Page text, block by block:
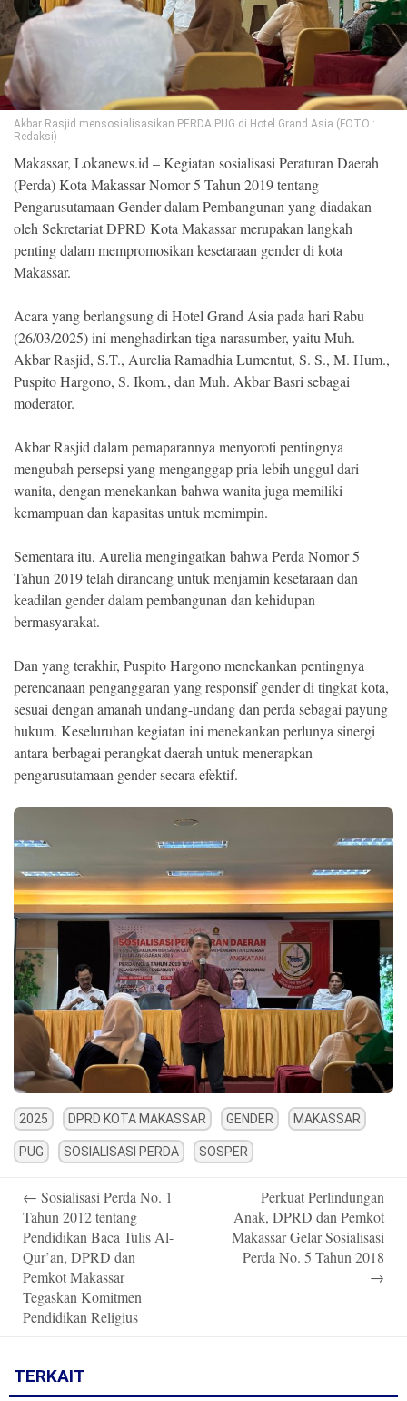
Akbar Rasjid mensosialisasikan PERDA PUG di Hotel Grand Asia (FOTO :
Redaksi)
Makassar, Lokanews.id – Kegiatan sosialisasi Peraturan Daerah
(Perda) Kota Makassar Nomor 5 Tahun 2019 tentang
Pengarusutamaan Gender dalam Pembangunan yang diadakan
oleh Sekretariat DPRD Kota Makassar merupakan langkah
penting dalam mempromosikan kesetaraan gender di kota
Makassar.
Acara yang berlangsung di Hotel Grand Asia pada hari Rabu
(26/03/2025) ini menghadirkan tiga narasumber, yaitu Muh.
Akbar Rasjid, S.T., Aurelia Ramadhia Lumentut, S. S., M. Hum.,
Puspito Hargono, S. Ikom., dan Muh. Akbar Basri sebagai
moderator.
Akbar Rasjid dalam pemaparannya menyoroti pentingnya
mengubah persepsi yang menganggap pria lebih unggul dari
wanita, dengan menekankan bahwa wanita juga memiliki
kemampuan dan kapasitas untuk memimpin.
Sementara itu, Aurelia mengingatkan bahwa Perda Nomor 5
Tahun 2019 telah dirancang untuk menjamin kesetaraan dan
keadilan gender dalam pembangunan dan kehidupan
bermasyarakat.
Dan yang terakhir, Puspito Hargono menekankan pentingnya
perencanaan penganggaran yang responsif gender di tingkat kota,
sesuai dengan amanah undang-undang dan perda sebagai payung
hukum. Keseluruhan kegiatan ini menekankan perlunya sinergi
antara berbagai perangkat daerah untuk menerapkan
pengarusutamaan gender secara efektif.
2025 DPRD KOTA MAKASSAR GENDER MAKASSAR
PUG SOSIALISASI PERDA SOSPER
navigation
← Sosialisasi Perda No. 1
Tahun 2012 tentang
Pendidikan Baca Tulis Al-
Qur’an, DPRD dan
Pemkot Makassar
Tegaskan Komitmen
Pendidikan Religius
Perkuat Perlindungan
Anak, DPRD dan Pemkot
Makassar Gelar Sosialisasi
Perda No. 5 Tahun 2018
→
TERKAIT